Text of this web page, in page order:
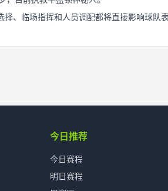
择、临场指挥和人员调配都将直接影响球队
今日推荐
今日赛程
明日赛程